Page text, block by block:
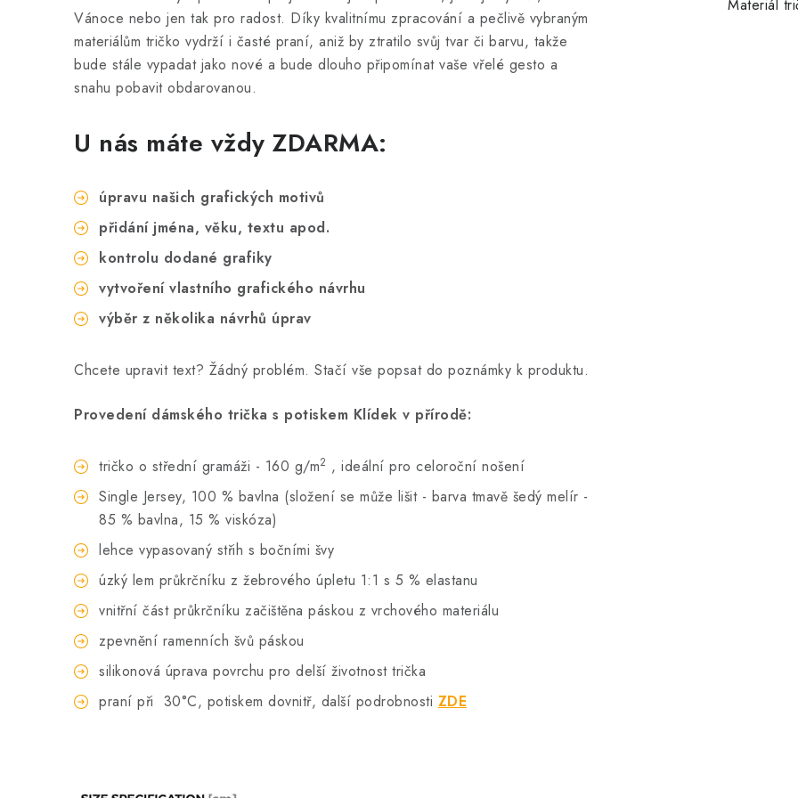
Vánoce nebo jen tak pro radost. Díky kvalitnímu zpracování a pečlivě vybraným
materiálům tričko vydrží i časté praní, aniž by ztratilo svůj tvar či barvu, takže
bude stále vypadat jako nové a bude dlouho připomínat vaše vřelé gesto a
snahu pobavit obdarovanou.
U nás máte vždy ZDARMA:
úpravu našich grafických motivů
přidání jména, věku, textu apod.
kontrolu dodané grafiky
vytvoření vlastního grafického návrhu
výběr z několika návrhů úprav
Chcete upravit text? Žádný problém. Stačí vše popsat do poznámky k produktu.
Provedení dámského trička s potiskem Klídek v přírodě:
tričko o střední gramáži - 160 g/m2 , ideální pro celoroční nošení
Single Jersey, 100 % bavlna (složení se může lišit - barva tmavě šedý melír -
85 % bavlna, 15 % viskóza)
lehce vypasovaný střih s bočními švy
úzký lem průkrčníku z žebrového úpletu 1:1 s 5 % elastanu
vnitřní část průkrčníku začištěna páskou z vrchového materiálu
zpevnění ramenních švů páskou
silikonová úprava povrchu pro delší životnost trička
praní při 30°C, potiskem dovnitř, další podrobnosti ZDE
Materiál